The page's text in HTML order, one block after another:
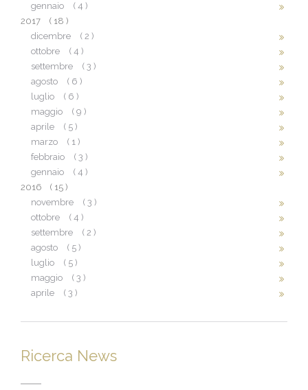
gennaio
( 4 )
2017
( 18 )
dicembre
( 2 )
ottobre
( 4 )
settembre
( 3 )
agosto
( 6 )
luglio
( 6 )
maggio
( 9 )
aprile
( 5 )
marzo
( 1 )
febbraio
( 3 )
gennaio
( 4 )
2016
( 15 )
novembre
( 3 )
ottobre
( 4 )
settembre
( 2 )
agosto
( 5 )
luglio
( 5 )
maggio
( 3 )
aprile
( 3 )
Ricerca News